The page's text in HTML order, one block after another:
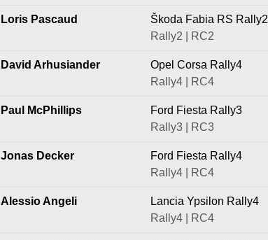
Loris Pascaud
Škoda Fabia RS Rally2
Rally2 | RC2
David Arhusiander
Opel Corsa Rally4
Rally4 | RC4
Paul McPhillips
Ford Fiesta Rally3
Rally3 | RC3
Jonas Decker
Ford Fiesta Rally4
Rally4 | RC4
Alessio Angeli
Lancia Ypsilon Rally4
Rally4 | RC4